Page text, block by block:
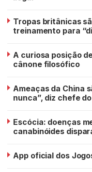
Tropas britânicas
treinamento para
A curiosa posição
cânone filosófico
Ameaças da China
nunca”, diz chefe do
Escócia: doenças
canabinóides
App oficial dos